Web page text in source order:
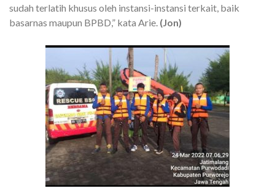
sudah terlatih khusus oleh instansi-instansi terkait, baik
basarnas maupun BPBD,” kata Arie. (Jon)